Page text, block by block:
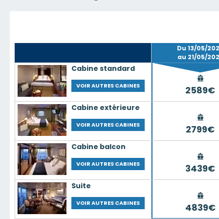
Cabine standard
VOIR AUTRES CABINES
Cabine extérieure
VOIR AUTRES CABINES
Cabine balcon
VOIR AUTRES CABINES
Suite
VOIR AUTRES CABINES
Du 13/05/
au 21/05/
2589€
2799€
3439€
4839€